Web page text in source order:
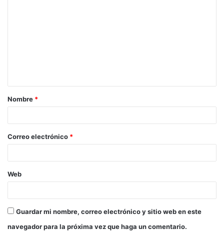
a
r
*
Nombre *
Correo electrónico *
Web
Guardar mi nombre, correo electrónico y sitio web en este
navegador para la próxima vez que haga un comentario.